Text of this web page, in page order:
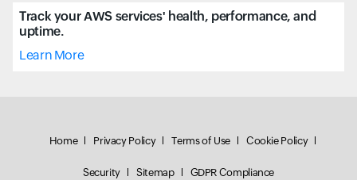
Track your AWS services' health, performance, and
uptime.
Learn More
Home Privacy Policy Terms of Use Cookie Policy
Security Sitemap GDPR Compliance